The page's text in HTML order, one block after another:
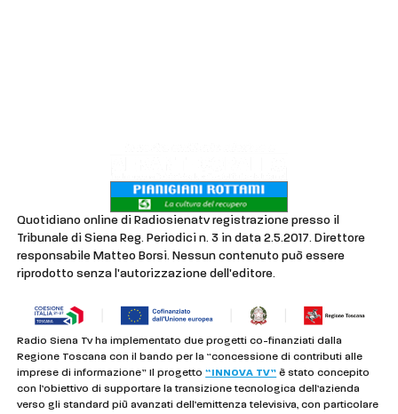
Quotidiano online di Radiosienatv registrazione presso il
Tribunale di Siena Reg. Periodici n. 3 in data 2.5.2017. Direttore
responsabile Matteo Borsi. Nessun contenuto può essere
riprodotto senza l'autorizzazione dell'editore.
Radio Siena Tv ha implementato due progetti co-finanziati dalla
Regione Toscana con il bando per la “concessione di contributi alle
imprese di informazione” Il progetto“INNOVA TV” è stato concepito
con l’obiettivo di supportare la transizione tecnologica dell’azienda
verso gli standard più avanzati dell’emittenza televisiva, con particolare